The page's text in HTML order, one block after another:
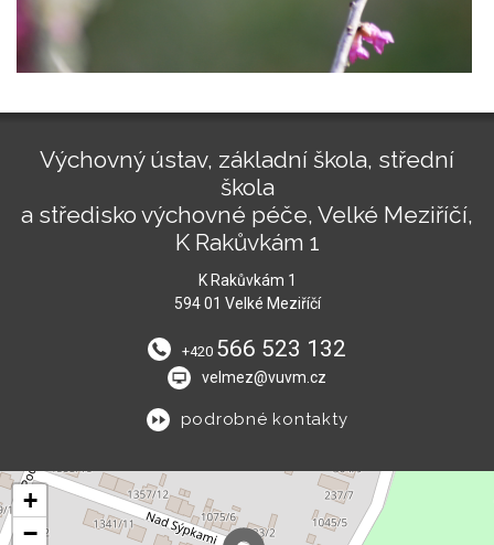
Výchovný ústav, základní škola, střední
škola
a středisko výchovné péče, Velké Meziříčí,
K Rakůvkám 1
K Rakůvkám 1
594 01 Velké Meziříčí
+420 566 523 132
velmez@vuvm.cz
podrobné kontakty
+
−